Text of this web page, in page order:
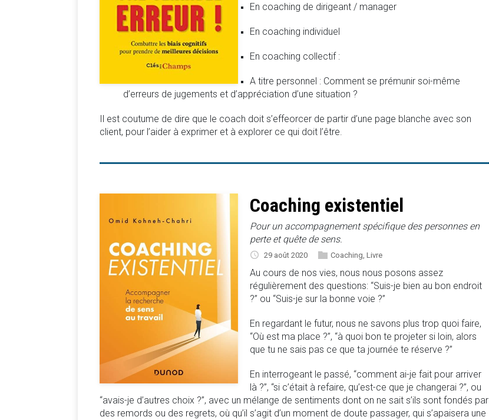
En coaching de dirigeant / manager
En coaching individuel
En coaching collectif :
A titre personnel : Comment se prémunir soi-même
d’erreurs de jugements et d’appréciation d’une situation ?
Il est coutume de dire que le coach doit s’effeorcer de partir d’une page blanche avec son
client, pour l’aider à exprimer et à explorer ce qui doit l’être.
Coaching existentiel
Pour un accompagnement spécifique des personnes en
perte et quête de sens.
29 août 2020 Coaching Livre
Au cours de nos vies, nous nous posons assez
régulièrement des questions: “Suis-je bien au bon endroit
?” ou “Suis-je sur la bonne voie ?”
En regardant le futur, nous ne savons plus trop quoi faire,
“Où est ma place ?”, “à quoi bon te projeter si loin, alors
que tu ne sais pas ce que ta journée te réserve ?”
En interrogeant le passé, “comment ai-je fait pour arriver
là ?”, “si c’était à refaire, qu’est-ce que je changerai ?”, ou
“avais-je d’autres choix ?”, avec un mélange de sentiments dont on ne sait s’ils sont fondés par
des remords ou des regrets, où qu’il s’agit d’un moment de doute passager, qui s’apaisera une